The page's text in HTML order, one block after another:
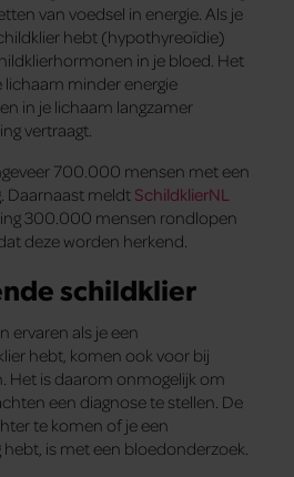
van voedsel in energie. Als je
hebt (hypothyreoïdie)
in je bloed. Het
lichaam minder energie
in je lichaam langzamer
vertraagt.
700.000 mensen met een
Daarnaast meldt SchildklierNL
300.000 mensen rondlopen
deze worden herkend.
schildklier
ervaren als je een
hebt, komen ook voor bij
Het is daarom onmogelijk om
een diagnose te stellen. De
te komen of je een
is met een bloedonderzoek.